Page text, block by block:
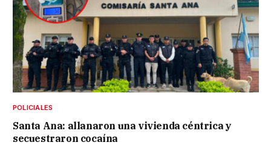
POLICIALES
Santa Ana: allanaron una vivienda céntrica y
secuestraron cocaína